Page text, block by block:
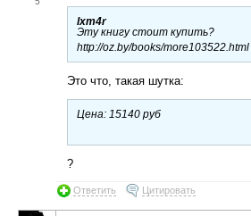
lxm4r
Эту книгу стоит купить?
http://oz.by/books/more103522.html
Это что, такая шутка:
Цена: 15140 руб
?
Ответить Цитировать